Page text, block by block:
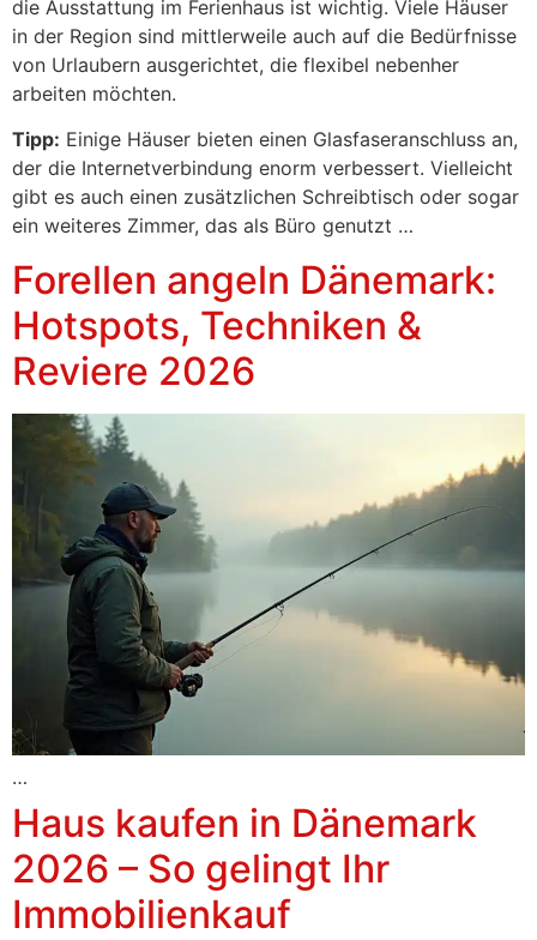
die Ausstattung im Ferienhaus ist wichtig. Viele Häuser
in der Region sind mittlerweile auch auf die Bedürfnisse
von Urlaubern ausgerichtet, die flexibel nebenher
arbeiten möchten.
Tipp: Einige Häuser bieten einen Glasfaseranschluss an,
der die Internetverbindung enorm verbessert. Vielleicht
gibt es auch einen zusätzlichen Schreibtisch oder sogar
ein weiteres Zimmer, das als Büro genutzt …
Forellen angeln Dänemark:
Hotspots, Techniken &
Reviere 2026
…
Haus kaufen in Dänemark
2026 – So gelingt Ihr
Immobilienkauf